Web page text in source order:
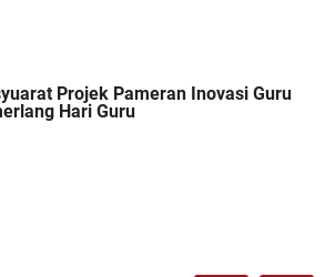
Projek Pameran Inovasi Guru
Hari Guru